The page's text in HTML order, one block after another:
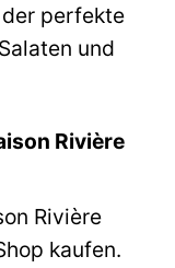
perfekte
und
Rivière
Rivière
kaufen.